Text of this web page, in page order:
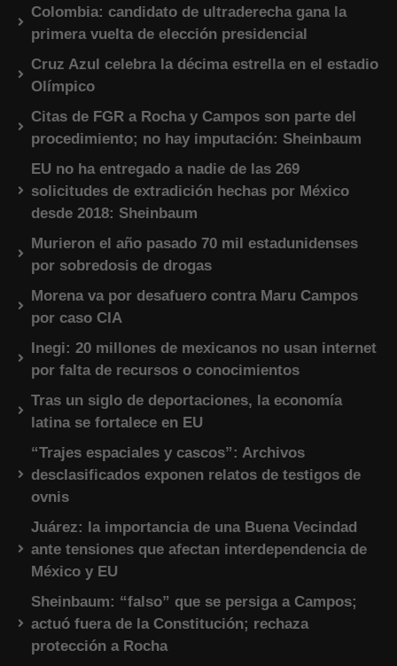
Colombia: candidato de ultraderecha gana la
primera vuelta de elección presidencial
Cruz Azul celebra la décima estrella en el estadio
Olímpico
Citas de FGR a Rocha y Campos son parte del
procedimiento; no hay imputación: Sheinbaum
EU no ha entregado a nadie de las 269
solicitudes de extradición hechas por México
desde 2018: Sheinbaum
Murieron el año pasado 70 mil estadunidenses
por sobredosis de drogas
Morena va por desafuero contra Maru Campos
por caso CIA
Inegi: 20 millones de mexicanos no usan internet
por falta de recursos o conocimientos
Tras un siglo de deportaciones, la economía
latina se fortalece en EU
“Trajes espaciales y cascos”: Archivos
desclasificados exponen relatos de testigos de
ovnis
Juárez: la importancia de una Buena Vecindad
ante tensiones que afectan interdependencia de
México y EU
Sheinbaum: “falso” que se persiga a Campos;
actuó fuera de la Constitución; rechaza
protección a Rocha